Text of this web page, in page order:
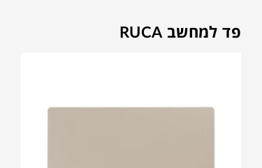
פד למחשב RUCA